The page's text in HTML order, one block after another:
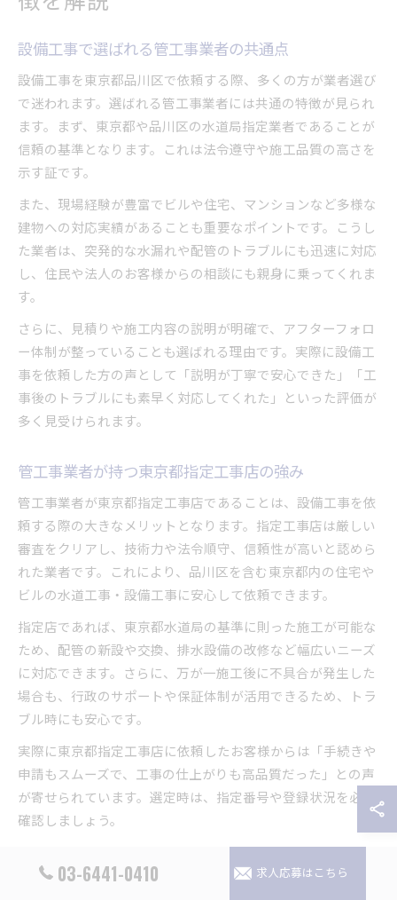
設備工事で選ばれる管工事業者の共通点
設備工事を東京都品川区で依頼する際、多くの方が業者選び
で迷われます。選ばれる管工事業者には共通の特徴が見られ
ます。まず、東京都や品川区の水道局指定業者であることが
信頼の基準となります。これは法令遵守や施工品質の高さを
示す証です。
また、現場経験が豊富でビルや住宅、マンションなど多様な
建物への対応実績があることも重要なポイントです。こうし
た業者は、突発的な水漏れや配管のトラブルにも迅速に対応
し、住民や法人のお客様からの相談にも親身に乗ってくれま
す。
さらに、見積りや施工内容の説明が明確で、アフターフォロ
ー体制が整っていることも選ばれる理由です。実際に設備工
事を依頼した方の声として「説明が丁寧で安心できた」「工
事後のトラブルにも素早く対応してくれた」といった評価が
多く見受けられます。
管工事業者が持つ東京都指定工事店の強み
管工事業者が東京都指定工事店であることは、設備工事を依
頼する際の大きなメリットとなります。指定工事店は厳しい
審査をクリアし、技術力や法令順守、信頼性が高いと認めら
れた業者です。これにより、品川区を含む東京都内の住宅や
ビルの水道工事・設備工事に安心して依頼できます。
指定店であれば、東京都水道局の基準に則った施工が可能な
ため、配管の新設や交換、排水設備の改修など幅広いニーズ
に対応できます。さらに、万が一施工後に不具合が発生した
場合も、行政のサポートや保証体制が活用できるため、トラ
ブル時にも安心です。
実際に東京都指定工事店に依頼したお客様からは「手続きや
申請もスムーズで、工事の仕上がりも高品質だった」との声
が寄せられています。選定時は、指定番号や登録状況を必ず
確認しましょう。
設備工事実績で信頼される管工事業者紹介
03-6441-0410 求人応募はこちら